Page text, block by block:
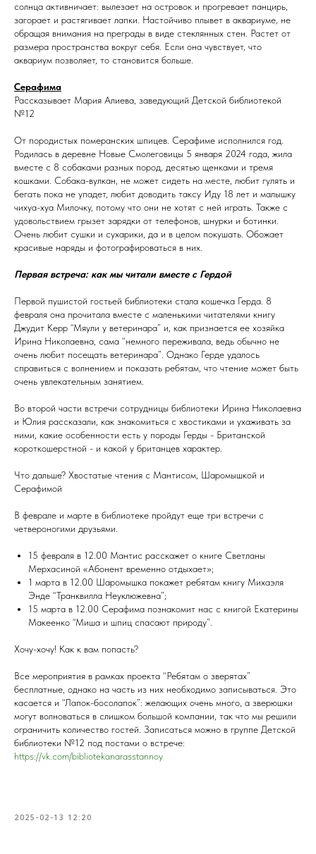
солнца активничает: вылезает на островок и прогревает панцирь,
загорает и растягивает лапки. Настойчиво плывет в аквариуме, не
обращая внимания на преграды в виде стеклянных стен. Растет от
размера пространства вокруг себя. Если она чувствует, что
аквариум позволяет, то становится больше.
Серафима
Рассказывает Мария Алиева, заведующий Детской библиотекой
№12
От породистых померанских шпицев. Серафиме исполнился год.
Родилась в деревне Новые Смолеговицы 5 января 2024 года, жила
вместе с 8 собаками разных пород, десятью щенками и тремя
кошками. Собака-вулкан, не может сидеть на месте, любит гулять и
бегать пока не упадет, любит доводить таксу Иду 18 лет и малышку
чихуа-хуа Милочку, потому что они не хотят с ней играть. Также с
удовольствием грызет зарядки от телефонов, шнурки и ботинки.
Очень любит сушки и сухарики, да и в целом покушать. Обожает
красивые наряды и фотографироваться в них.
Первая встреча: как мы читали вместе с Гердой
Первой пушистой гостьей библиотеки стала кошечка Герда. 8
февраля она прочитала вместе с маленькими читателями книгу
Джудит Керр “Мяули у ветеринара” и, как признается ее хозяйка
Ирина Николаевна, сама “немного переживала, ведь обычно не
очень любит посещать ветеринара”. Однако Герде удалось
справиться с волнением и показать ребятам, что чтение может быть
очень увлекательным занятием.
Во второй части встречи сотрудницы библиотеки Ирина Николаевна
и Юлия рассказали, как знакомиться с хвостиками и ухаживать за
ними, какие особенности есть у породы Герды - Британской
короткошерстной - и какой у британцев характер.
Что дальше? Хвостатые чтения с Мантисом, Шаромышкой и
Серафимой
В феврале и марте в библиотеке пройдут еще три встречи с
четвероногими друзьями.
15 февраля в 12.00 Мантис расскажет о книге Светланы
Мерхасиной «Абонент временно отдыхает»;
1 марта в 12.00 Шаромышка покажет ребятам книгу Михаэля
Энде “Транквилла Неуклюжевна”;
15 марта в 12.00 Серафима познакомит нас с книгой Екатерины
Макеенко “Миша и шпиц спасают природу”.
Хочу-хочу! Как к вам попасть?
Все мероприятия в рамках проекта “Ребятам о зверятах”
бесплатные, однако на часть из них необходимо записываться. Это
касается и “Лапок-босолапок”: желающих очень много, а зверюшки
могут волноваться в слишком большой компании, так что мы решили
ограничить количество гостей. Записаться можно в группе Детской
библиотеки №12 под постами о встрече:
https://vk.com/bibliotekanarasstannoy
2025-02-13 12:20